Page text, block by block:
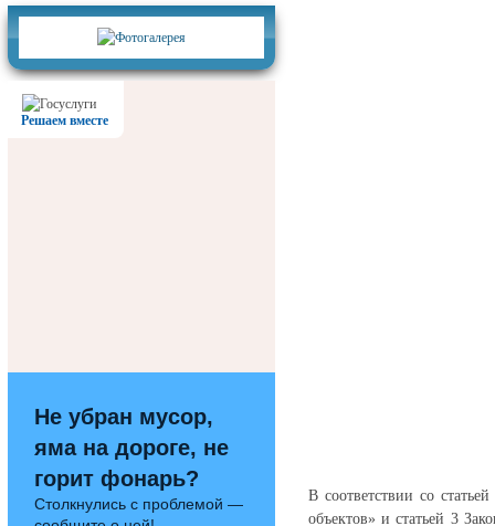
Решаем вместе
Не убран мусор,
яма на дороге, не
горит фонарь?
Столкнулись с проблемой —
В соответствии со
объектов» и статьей 3